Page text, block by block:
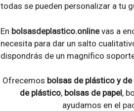
todas se pueden personalizar a tu
En bolsasdeplastico.onlinevas a
necesita para dar un salto
dispondrás de un magnífico
Ofrecemos bolsas de plástico y
de plástico, bolsas de papel,
ayudamos en el